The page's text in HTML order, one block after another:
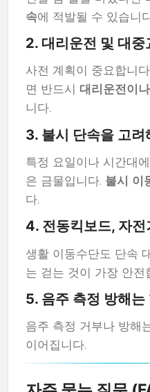
속에 적발될 수 있습니
2. 대리운전 및 대
사전 계획이 중요합니
면 반드시 대리운전이
니다.
3. 불시 단속을 고려
특정 요일이나 시간대
은 금물입니다. 불시 이
다.
4. 전동킥보드, 자
생활 이동수단도 단속
는 걷는 것이 가장 안전
5. 음주 측정 방해는
음주 측정 거부나 방해
이어집니다.